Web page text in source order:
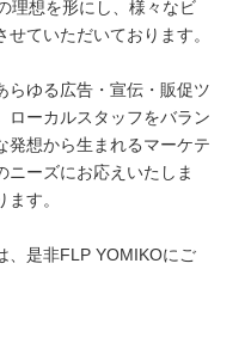
理想を形にし、様々なビ
ていただいております。
らゆる広告・宣伝・販促ツ
ローカルスタッフをバラン
発想から生まれるマーケテ
ニーズにお応えいたしま
す。
、是非FLP YOMIKOにご